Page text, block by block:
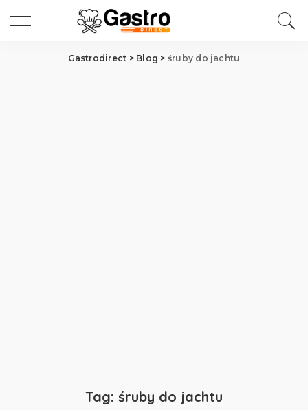
Gastrodirect > Blog > śruby do jachtu
Tag: śruby do jachtu